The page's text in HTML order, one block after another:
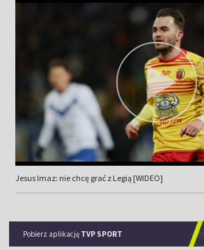
Jesus Imaz: nie chcę grać z Legią [WIDEO]
Pobierz aplikację TVP SPORT